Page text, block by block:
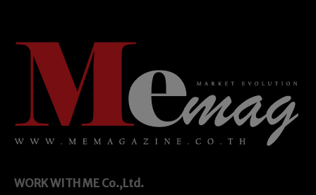
WORK WITH ME Co.,Ltd.